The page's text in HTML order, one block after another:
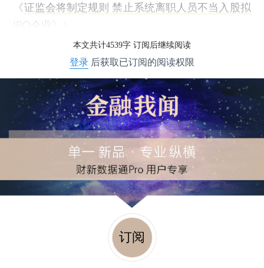
《证监会将制定规则 禁止系统离职人员不当入股拟
IPO企业》
本文共计4539字 订阅后继续阅读
登录 后获取已订阅的阅读权限
订阅